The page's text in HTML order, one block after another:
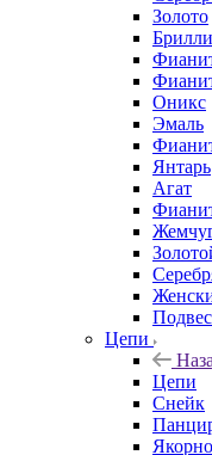
Золото
Оникс
Эмаль
Янтарь
Агат
Цепи
Цепи
Снейк